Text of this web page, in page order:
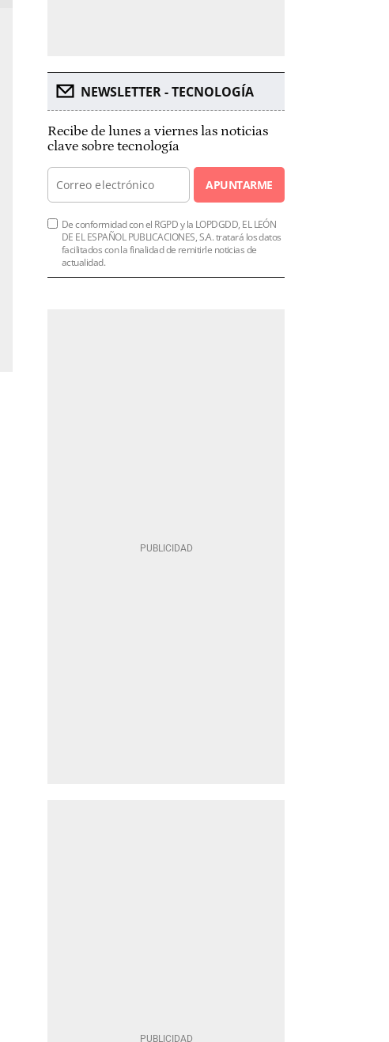
NEWSLETTER - TECNOLOGÍA
Recibe de lunes a viernes las noticias
clave sobre tecnología
APUNTARME
De conformidad con el RGPD y la LOPDGDD, EL LEÓN
DE EL ESPAÑOL PUBLICACIONES, S.A. tratará los datos
facilitados con la finalidad de remitirle noticias de
actualidad.